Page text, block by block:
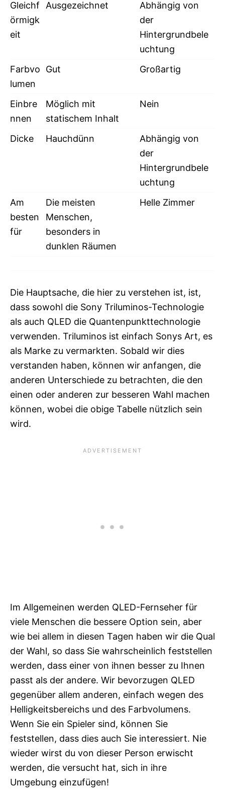
Gleichf
örmigk
eit
Ausgezeichnet
Abhängig von
der
Hintergrundbele
uchtung
Farbvo
lumen
Gut Großartig
Einbre
nnen
Möglich mit
statischem Inhalt
Nein
Dicke Hauchdünn
Abhängig von
der
Hintergrundbele
uchtung
Am
besten
für
Die meisten
Menschen,
besonders in
dunklen Räumen
Helle Zimmer
Die Hauptsache, die hier zu verstehen ist, ist,
dass sowohl die Sony Triluminos-Technologie
als auch QLED die Quantenpunkttechnologie
verwenden. Triluminos ist einfach Sonys Art, es
als Marke zu vermarkten. Sobald wir dies
verstanden haben, können wir anfangen, die
anderen Unterschiede zu betrachten, die den
einen oder anderen zur besseren Wahl machen
können, wobei die obige Tabelle nützlich sein
wird.
Im Allgemeinen werden QLED-Fernseher für
viele Menschen die bessere Option sein, aber
wie bei allem in diesen Tagen haben wir die Qual
der Wahl, so dass Sie wahrscheinlich feststellen
werden, dass einer von ihnen besser zu Ihnen
passt als der andere. Wir bevorzugen QLED
gegenüber allem anderen, einfach wegen des
Helligkeitsbereichs und des Farbvolumens.
Wenn Sie ein Spieler sind, können Sie
feststellen, dass dies auch Sie interessiert. Nie
wieder wirst du von dieser Person erwischt
werden, die versucht hat, sich in ihre
Umgebung einzufügen!